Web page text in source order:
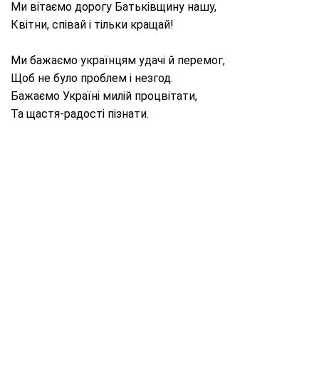
Ми вітаємо дорогу Батьківщину нашу,
Квітни, співай і тільки кращай!
Ми бажаємо українцям удачі й перемог,
Щоб не було проблем і незгод.
Бажаємо Україні милій процвітати,
Та щастя-радості пізнати.